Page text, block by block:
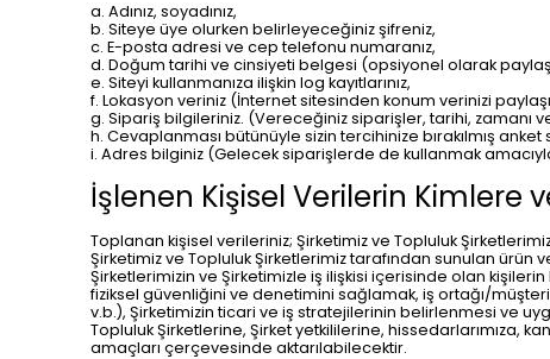
a. Adınız, soyadınız,
b. Siteye üye olurken belirleyeceğiniz şifreniz,
c. E-posta adresi ve cep telefonu numaranız,
d. Doğum tarihi ve cinsiyeti belgesi (opsiyonel olarak
e. Siteyi kullanmanıza ilişkin log kayıtlarınız,
f. Lokasyon veriniz (İnternet sitesinden konum verinizi
g. Sipariş bilgileriniz. (Vereceğiniz siparişler, tarihi, zamanı
h. Cevaplanması bütünüyle sizin tercihinize bırakılmış
i. Adres bilginiz (Gelecek siparişlerde de kullanmak
İşlenen Kişisel Verilerin Kimlere
Toplanan kişisel verileriniz; Şirketimiz ve Topluluk
Şirketimiz ve Topluluk Şirketlerimiz tarafından sunulan ürün
Şirketlerimizin ve Şirketimizle iş ilişkisi içerisinde olan
fiziksel güvenliğini ve denetimini sağlamak, iş ortağı/
v.b.), Şirketimizin ticari ve iş stratejilerinin belirlenmesi ve
Topluluk Şirketlerine, Şirket yetkililerine, hissedarlarımıza,
amaçları çerçevesinde aktarılabilecektir.